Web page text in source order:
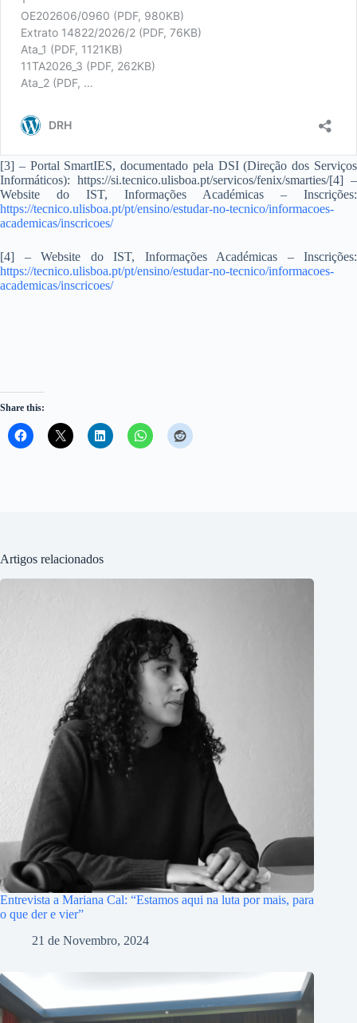
[3] – Portal SmartIES, documentado pela DSI (Direção dos Serviços
Informáticos): https://si.tecnico.ulisboa.pt/servicos/fenix/smarties/[4] –
Website do IST, Informações Académicas – Inscrições:
https://tecnico.ulisboa.pt/pt/ensino/estudar-no-tecnico/informacoes-
academicas/inscricoes/
[4] – Website do IST, Informações Académicas – Inscrições:
https://tecnico.ulisboa.pt/pt/ensino/estudar-no-tecnico/informacoes-
academicas/inscricoes/
Share this:
Artigos relacionados
Entrevista a Mariana Cal: “Estamos aqui na luta por mais, para
o que der e vier”
21 de Novembro, 2024